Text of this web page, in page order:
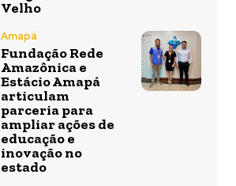
Velho
Amapá
Fundação Rede
Amazônica e
Estácio Amapá
articulam
parceria para
ampliar ações de
educação e
inovação no
estado